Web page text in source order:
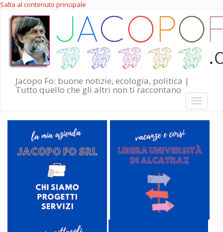
Salta al contenuto principale
Jacopo Fo: buone notizie, ecologia, politica |
Tutto quello che gli altri non ti raccontano
Toggle